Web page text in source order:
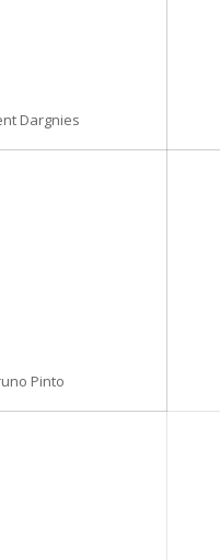
Dargnies
Pinto